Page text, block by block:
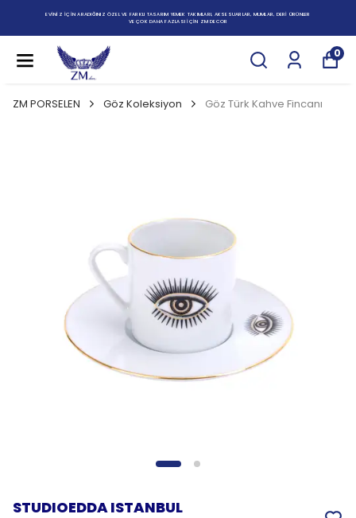
EVİNİZ İÇİN ARADIĞINIZ ÖZEL VE FARKLI TASARIM YEMEK TAKIMLARI, AKSESUARLAR, MUMLAR, DERİ ÜRÜNLER
VE ÇOK DAHA FAZLASI İÇİN ZM DECOR
0
ZM PORSELEN Göz Koleksiyon Göz Türk Kahve Fincanı
STUDIOEDDA ISTANBUL